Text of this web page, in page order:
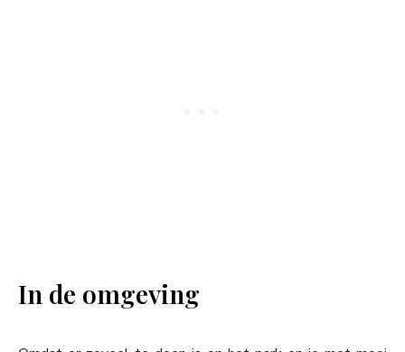
In de omgeving